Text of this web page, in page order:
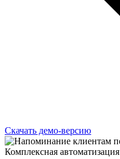
Скачать демо-версию